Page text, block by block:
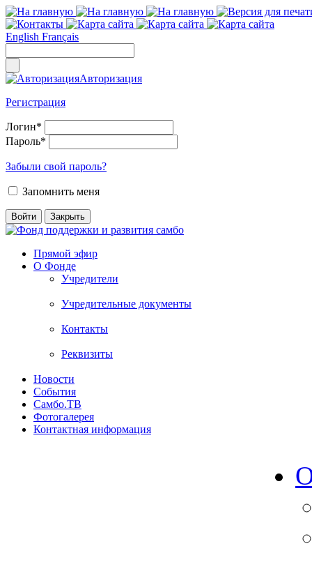
English Français
Авторизация
Регистрация
Логин*
Пароль*
Забыли свой пароль?
Запомнить меня
Прямой эфир
О Фонде
Учредители
Учредительные документы
Контакты
Реквизиты
Новости
События
Самбо.ТВ
Фотогалерея
Контактная информация